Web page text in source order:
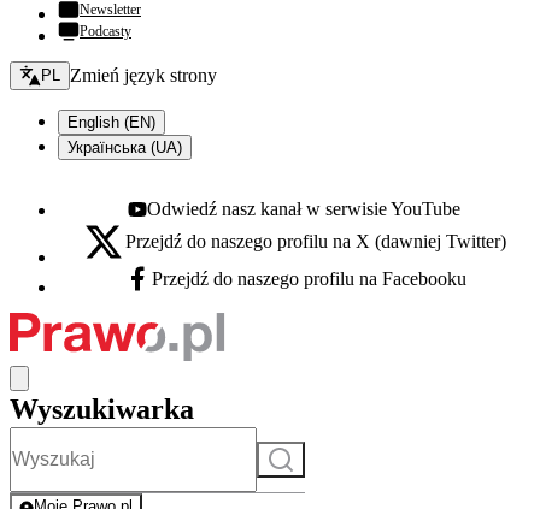
Newsletter
Podcasty
Zmień język - bieżący:
PL Zmień język strony
English (EN)
Українська (UA)
Youtube - otwiera się w nowej karcie
Odwiedź nasz kanał w serwisie YouTube
X - otwiera się w nowej karcie
Przejdź do naszego profilu na X (dawniej Twitter)
Facebook - otwiera się w nowej karcie
Przejdź do naszego profilu na Facebooku
Wyszukiwarka
Szukaj